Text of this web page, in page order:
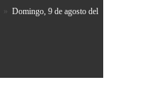
» Domingo, 9 de agosto del